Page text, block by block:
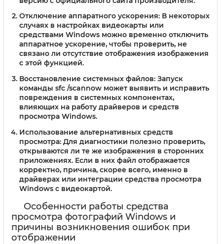
Отключение аппаратного ускорения: В некоторых
случаях в настройках видеокарты или
средствами Windows можно временно отключить
аппаратное ускорение, чтобы проверить, не
связано ли отсутствие отображения изображения
с этой функцией.
Восстановление системных файлов: Запуск
команды sfc /scannow может выявить и исправить
повреждения в системных компонентах,
влияющих на работу драйверов и средств
просмотра Windows.
Использование альтернативных средств
просмотра: Для диагностики полезно проверить,
открываются ли те же изображения в сторонних
приложениях. Если в них файл отображается
корректно, причина, скорее всего, именно в
драйверах или интеграции средства просмотра
Windows с видеокартой.
Особенности работы средства
просмотра фотографий Windows и
причины возникновения ошибок при
отображении